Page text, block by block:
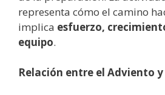
representa cómo el camino
implica esfuerzo,
equipo.
Relación entre el Adviento